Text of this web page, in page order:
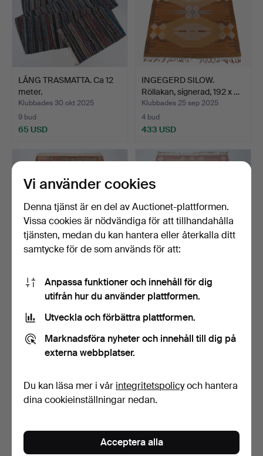
LÅNG TRASMATTA. Ca 12
meter.
Klubbades 30 okt 2025
9 bud
65 USD
INGEGERD SILOW.
Röllakan, signerad, 192 x …
Klubbades 25 sep 2025
4 bud
433 USD
KINESISK PEKINGMATTA,
1900-talets mitt 170…
Klubbades 29 jul 2025
1 bud
ANNA-JOHANNA
RÖLAKANMATTA.
Klubbades 28 jul 2025
2 bud
Vi använder cookies
Denna tjänst är en del av Auctionet-plattformen.
Vissa cookies är nödvändiga för att tillhandahålla
tjänsten, medan du kan hantera eller återkalla ditt
samtycke för de som används för att:
Anpassa funktioner och innehåll för dig
utifrån hur du använder plattformen.
Utveckla och förbättra plattformen.
Marknadsföra nyheter och innehåll till dig på
externa webbplatser.
Du kan läsa mer i vår integritetspolicyoch hantera
dina cookieinställningar nedan.
Acceptera alla